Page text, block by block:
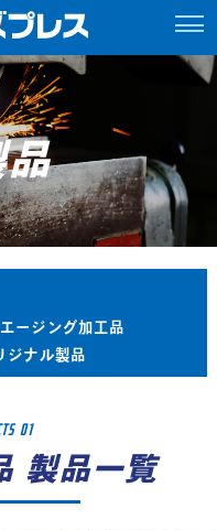
ージング加工品
ジナル製品
01
製品一覧